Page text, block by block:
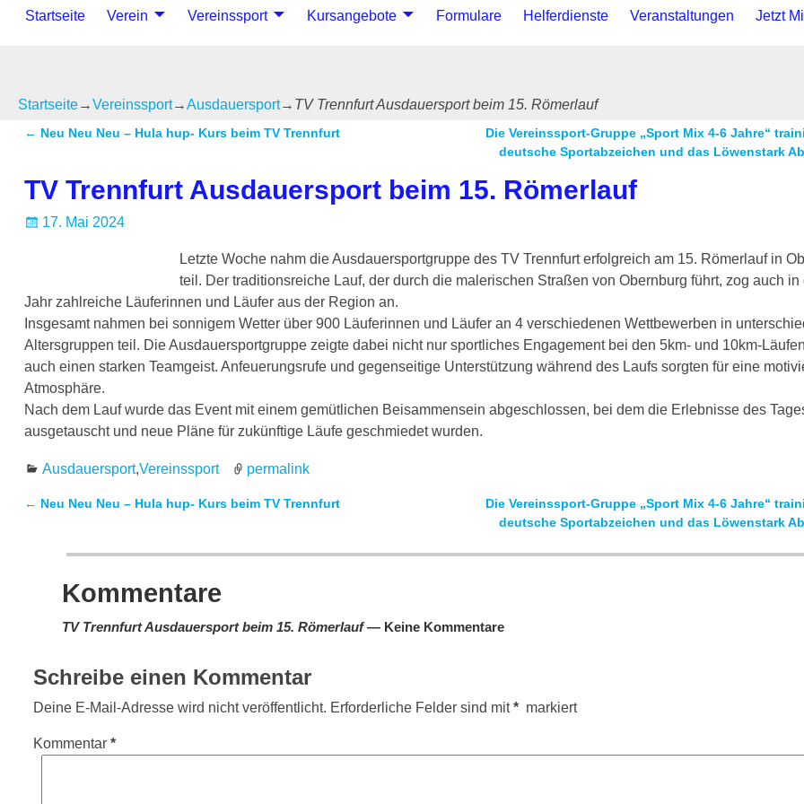
Startseite Verein Vereinssport Kursangebote Formulare Helferdienste Veranstaltungen Jetzt
Startseite→Vereinssport→Ausdauersport→ TV Trennfurt Ausdauersport beim 15. Römerlauf
← Neu Neu Neu – Hula hup- Kurs beim TV Trennfurt
Die Vereinssport-Gruppe „Sport Mix 4-6 Jahre“
deutsche Sportabzeichen und das Löwenstark
TV Trennfurt Ausdauersport beim 15. Römerlauf
17. Mai 2024
Letzte Woche nahm die Ausdauersportgruppe des TV Trennfurt erfolgreich am 15. Römerlauf in
teil. Der traditionsreiche Lauf, der durch die malerischen Straßen von Obernburg führt, zog auch in
Jahr zahlreiche Läuferinnen und Läufer aus der Region an.
Insgesamt nahmen bei sonnigem Wetter über 900 Läuferinnen und Läufer an 4 verschiedenen Wettbewerben in
Altersgruppen teil. Die Ausdauersportgruppe zeigte dabei nicht nur sportliches Engagement bei den 5km- und 10km-
auch einen starken Teamgeist. Anfeuerungsrufe und gegenseitige Unterstützung während des Laufs sorgten für eine
Atmosphäre.
Nach dem Lauf wurde das Event mit einem gemütlichen Beisammensein abgeschlossen, bei dem die Erlebnisse des
ausgetauscht und neue Pläne für zukünftige Läufe geschmiedet wurden.
Ausdauersport,Vereinssport permalink
← Neu Neu Neu – Hula hup- Kurs beim TV Trennfurt
Die Vereinssport-Gruppe „Sport Mix 4-6 Jahre“
deutsche Sportabzeichen und das Löwenstark
Kommentare
TV Trennfurt Ausdauersport beim 15. Römerlauf— Keine Kommentare
Schreibe einen Kommentar
Deine E-Mail-Adresse wird nicht veröffentlicht. Erforderliche Felder sind mit* markiert
Kommentar *